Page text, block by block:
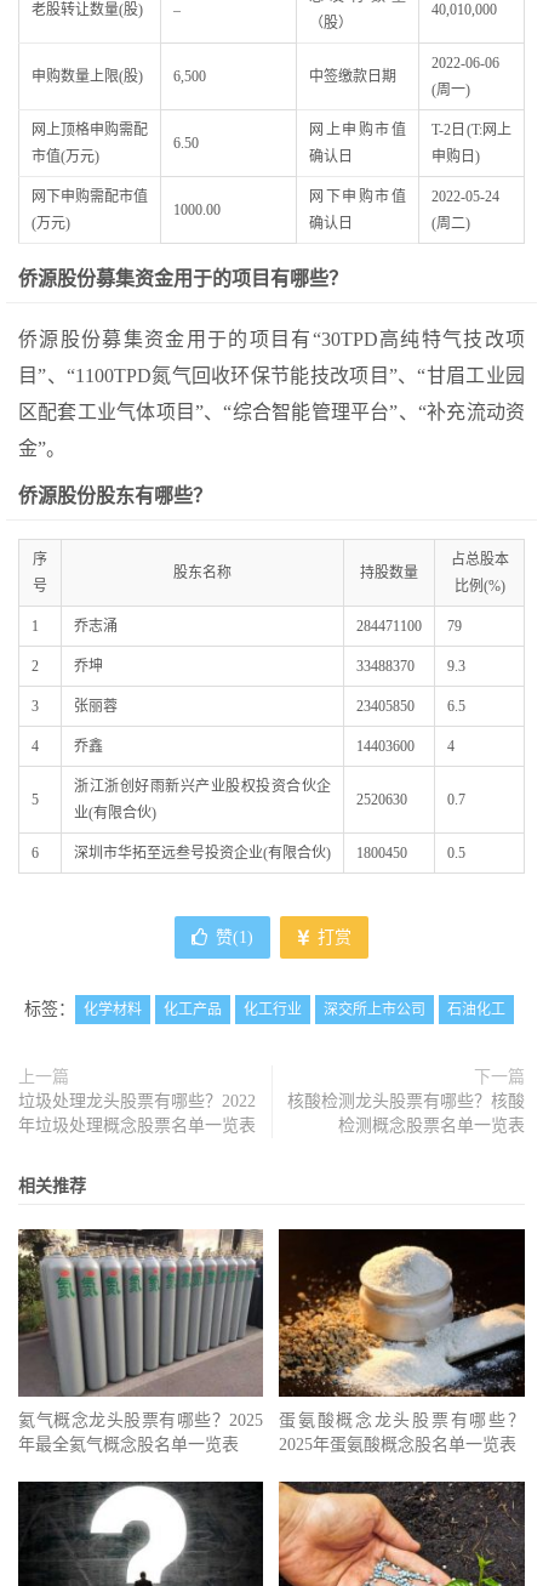
老股转让数量(股) –
（股）
40,010,000
申购数量上限(股) 6,500 中签缴款日期
2022-06-06
(周一)
网上顶格申购需配
市值(万元)
6.50
网上申购市值
确认日
T-2日(T:网上
申购日)
网下申购需配市值
(万元)
1000.00
网下申购市值
确认日
2022-05-24
(周二)
侨源股份募集资金用于的项目有哪些？
侨源股份募集资金用于的项目有“30TPD高纯特气技改项
目”、“1100TPD氮气回收环保节能技改项目”、“甘眉工业园
区配套工业气体项目”、“综合智能管理平台”、“补充流动资
金”。
侨源股份股东有哪些？
序
号
股东名称 持股数量
占总股本
比例(%)
1 乔志涌 284471100 79
2 乔坤 33488370 9.3
3 张丽蓉 23405850 6.5
4 乔鑫 14403600 4
5
浙江浙创好雨新兴产业股权投资合伙企
业(有限合伙)
2520630 0.7
6 深圳市华拓至远叁号投资企业(有限合伙) 1800450 0.5
赞(1) 打赏
标签： 化学材料 化工产品 化工行业 深交所上市公司 石油化工
上一篇
垃圾处理龙头股票有哪些？2022
年垃圾处理概念股票名单一览表
下一篇
核酸检测龙头股票有哪些？核酸
检测概念股票名单一览表
相关推荐
氦气概念龙头股票有哪些？2025
年最全氦气概念股名单一览表
蛋氨酸概念龙头股票有哪些？
2025年蛋氨酸概念股名单一览表